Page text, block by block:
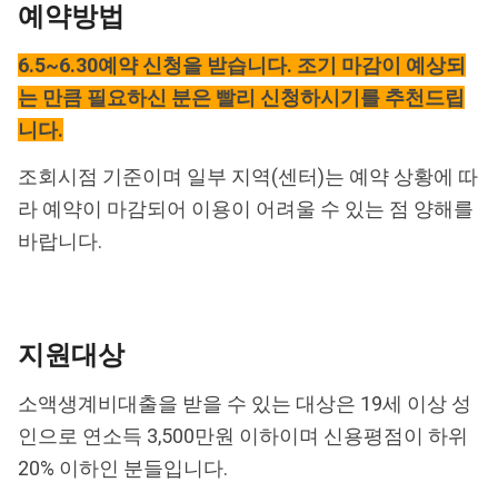
예약방법
6.5~6.30예약 신청을 받습니다. 조기 마감이 예상되
는 만큼 필요하신 분은 빨리 신청하시기를 추천드립
니다.
조회시점 기준이며 일부 지역(센터)는 예약 상황에 따
라 예약이 마감되어 이용이 어려울 수 있는 점 양해를
바랍니다.
지원대상
소액생계비대출을 받을 수 있는 대상은 19세 이상 성
인으로 연소득 3,500만원 이하이며 신용평점이 하위
20% 이하인 분들입니다.